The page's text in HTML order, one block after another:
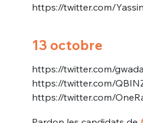
https://twitter.com/
13 octobre
https://twitter.com/
https://twitter.com/
https://twitter.com/